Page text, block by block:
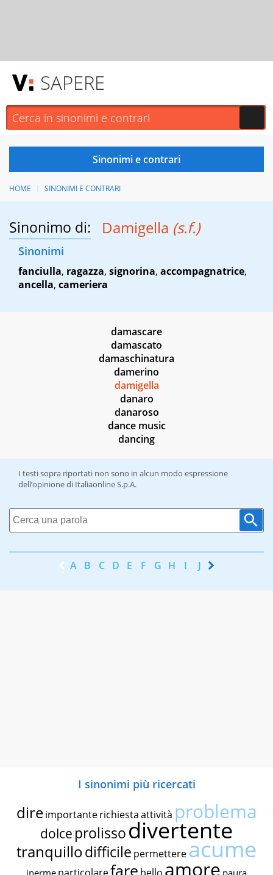
SAPERE
HOME SINONIMI E CONTRARI
Sinonimo di: Damigella (s.f.)
Sinonimi
fanciulla, ragazza, signorina, accompagnatrice,
ancella, cameriera
damascare
damascato
damaschinatura
damerino
damigella
danaro
danaroso
dance music
dancing
I testi sopra riportati non sono in alcun modo espressione
dell’opinione di Italiaonline S.p.A.
A B C D E F G H I J K
I sinonimi più ricercati
dire importante richiestaattività problema
dolce prolissodivertente
tranquillodifficile permettereacume
fare amore